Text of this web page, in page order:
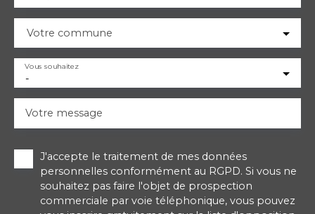
Votre commune
-
Vous souhaitez
Votre message
J'accepte le traitement de mes données
personnelles conformément au RGPD. Si vous ne
souhaitez pas faire l'objet de prospection
commerciale par voie téléphonique, vous pouvez